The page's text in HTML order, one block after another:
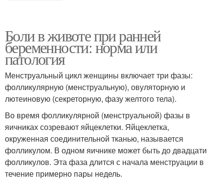
Боли в животе при ранней
беременности: норма или
патология
Менструальный цикл женщины включает три фазы:
фолликулярную (менструальную), овуляторную и
лютеиновую (секреторную, фазу желтого тела).
Во время фолликулярной (менструальной) фазы в
яичниках созревают яйцеклетки. Яйцеклетка,
окруженная соединительной тканью, называется
фолликулом. В одном яичнике может быть до двадцати
фолликулов. Эта фаза длится с начала менструации в
течение примерно пары недель.